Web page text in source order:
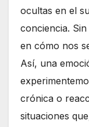
ocultas en el
conciencia.
en cómo nos
Así, una
crónica o
situaciones